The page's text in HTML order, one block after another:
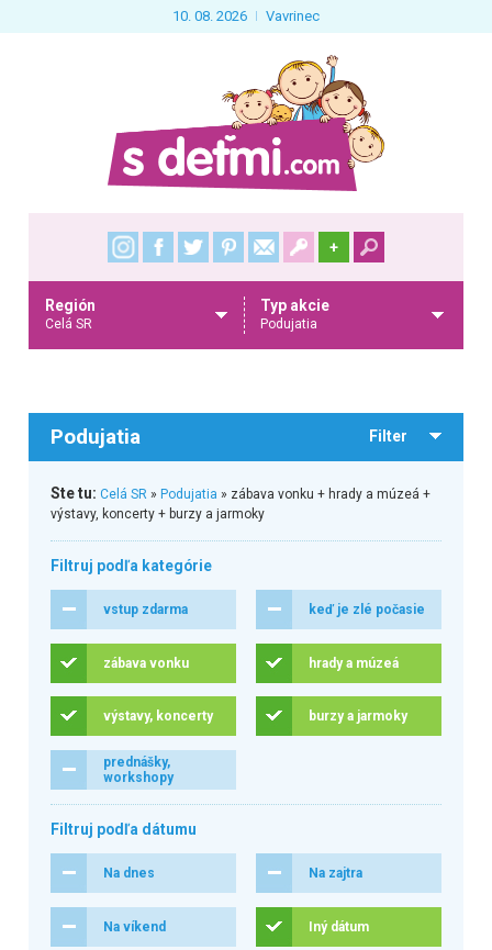
10. 08. 2026 Vavrinec
+
Región
Celá SR
Typ akcie
Podujatia
Podujatia Filter
Ste tu: Celá SR» Podujatia » zábava vonku + hrady a múzeá +
výstavy, koncerty + burzy a jarmoky
Filtruj podľa kategórie
vstup zdarma keď je zlé počasie
zábava vonku hrady a múzeá
výstavy, koncerty burzy a jarmoky
prednášky,
workshopy
Filtruj podľa dátumu
Na dnes Na zajtra
Na víkend Iný dátum